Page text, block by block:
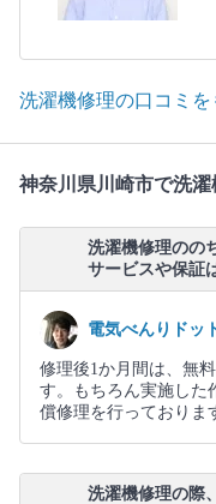
洗濯機修理の口コミを
神奈川県川崎市で洗
洗濯機修理のの
サービスや保証
電気べんりドッ
修理後1か月間は、無
す。もちろん実施した
償修理を行っておりま
洗濯機修理の際